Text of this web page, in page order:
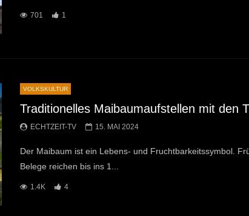
Später Ansehen
701 1
Später Ansehen
VOLKSKULTUR
Traditionelles Maibaumaufstellen mit den
ECHTZEIT-TV 15. MAI 2024
Der Maibaum ist ein Lebens- und Fruchtbarkeitssymbol.
Belege reichen bis ins 1...
1.4K 4